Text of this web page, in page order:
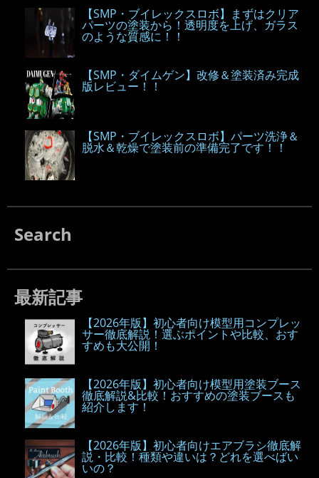
【SMP・ブイレックスロボ】まずはクリア
パーツの塗装から！透明度を上げ、ガラス
のような質感に！！
【SMP・ダイムゲン】改修＆塗装済み完成
版レビュー！！
【SMP・ブイレックスロボ】パーツ洗浄＆
脱水＆乾燥で塗装前の準備完了です！！
Search
最新記事
【2026年版】初心者向け模型用コンプレッ
サー徹底解説！選ぶポイントや比較、おす
すめも大公開！
【2026年版】初心者向け模型用塗装ブース
徹底解説&比較！おすすめの塗装ブースも
紹介します！
【2026年版】初心者向けエアブラシ徹底解
説・比較！種類や違いは？どれを選べばい
いの？